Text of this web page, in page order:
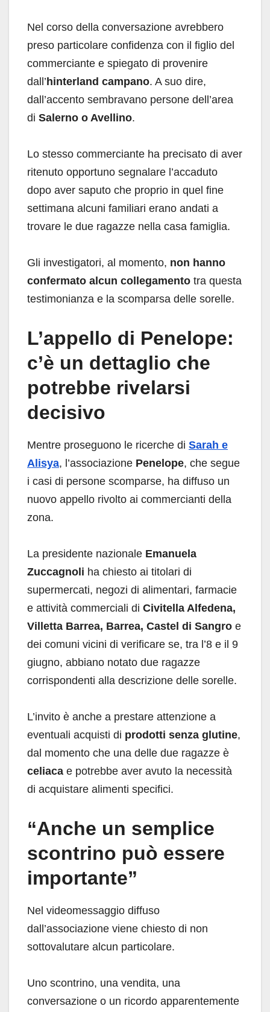
Nel corso della conversazione avrebbero
preso particolare confidenza con il figlio del
commerciante e spiegato di provenire
dall’hinterland campano. A suo dire,
dall’accento sembravano persone dell’area
di Salerno o Avellino.
Lo stesso commerciante ha precisato di aver
ritenuto opportuno segnalare l’accaduto
dopo aver saputo che proprio in quel fine
settimana alcuni familiari erano andati a
trovare le due ragazze nella casa famiglia.
Gli investigatori, al momento, non hanno
confermato alcun collegamento tra questa
testimonianza e la scomparsa delle sorelle.
L’appello di Penelope:
c’è un dettaglio che
potrebbe rivelarsi
decisivo
Mentre proseguono le ricerche di Sarah e
Alisya, l’associazione Penelope, che segue
i casi di persone scomparse, ha diffuso un
nuovo appello rivolto ai commercianti della
zona.
La presidente nazionale Emanuela
Zuccagnoli ha chiesto ai titolari di
supermercati, negozi di alimentari, farmacie
e attività commerciali di Civitella Alfedena,
Villetta Barrea, Barrea, Castel di Sangro e
dei comuni vicini di verificare se, tra l’8 e il 9
giugno, abbiano notato due ragazze
corrispondenti alla descrizione delle sorelle.
L’invito è anche a prestare attenzione a
eventuali acquisti di prodotti senza glutine,
dal momento che una delle due ragazze è
celiaca e potrebbe aver avuto la necessità
di acquistare alimenti specifici.
“Anche un semplice
scontrino può essere
importante”
Nel videomessaggio diffuso
dall’associazione viene chiesto di non
sottovalutare alcun particolare.
Uno scontrino, una vendita, una
conversazione o un ricordo apparentemente